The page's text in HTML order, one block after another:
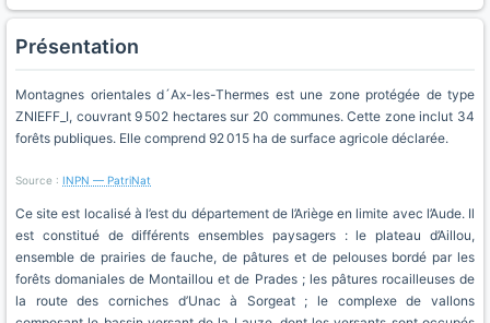
Présentation
Montagnes orientales d´Ax-les-Thermes est une zone protégée de type
ZNIEFF_I, couvrant 9 502 hectares sur 20 communes. Cette zone inclut 34
forêts publiques. Elle comprend 92 015 ha de surface agricole déclarée.
Source : INPN — PatriNat
Ce site est localisé à l’est du département de l’Ariège en limite avec l’Aude. Il
est constitué de différents ensembles paysagers : le plateau d’Aillou,
ensemble de prairies de fauche, de pâtures et de pelouses bordé par les
forêts domaniales de Montaillou et de Prades ; les pâtures rocailleuses de
la route des corniches d’Unac à Sorgeat ; le complexe de vallons